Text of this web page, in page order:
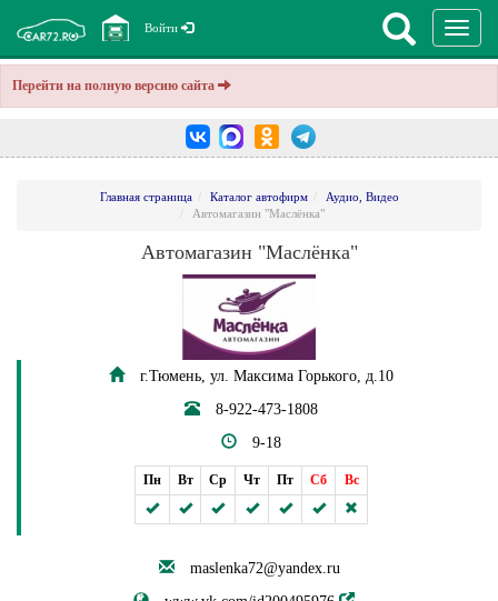
Перейти на полную версию сайта
Войти
Главная страница Каталог автофирм
Аудио, Видео
Автомагазин "Маслёнка"
Автомагазин "Маслёнка"
г.Тюмень, ул. Максима Горького, д.10
8-922-473-1808
9-18
Пн Вт Ср Чт Пт Сб Вс
maslenka72@yandex.ru